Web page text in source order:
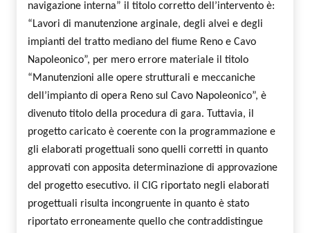
navigazione interna” il titolo corretto dell’intervento è:
“Lavori di manutenzione arginale, degli alvei e degli
impianti del tratto mediano del fiume Reno e Cavo
Napoleonico”, per mero errore materiale il titolo
“Manutenzioni alle opere strutturali e meccaniche
dell’impianto di opera Reno sul Cavo Napoleonico”, è
divenuto titolo della procedura di gara. Tuttavia, il
progetto caricato è coerente con la programmazione e
gli elaborati progettuali sono quelli corretti in quanto
approvati con apposita determinazione di approvazione
del progetto esecutivo. il CIG riportato negli elaborati
progettuali risulta incongruente in quanto è stato
riportato erroneamente quello che contraddistingue